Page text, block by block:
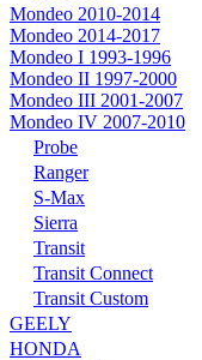
Mondeo 2010-2014
Mondeo 2014-2017
Mondeo I 1993-1996
Mondeo II 1997-2000
Mondeo III 2001-2007
Mondeo IV 2007-2010
Probe
Ranger
S-Max
Sierra
Transit
Transit Connect
Transit Custom
GEELY
HONDA